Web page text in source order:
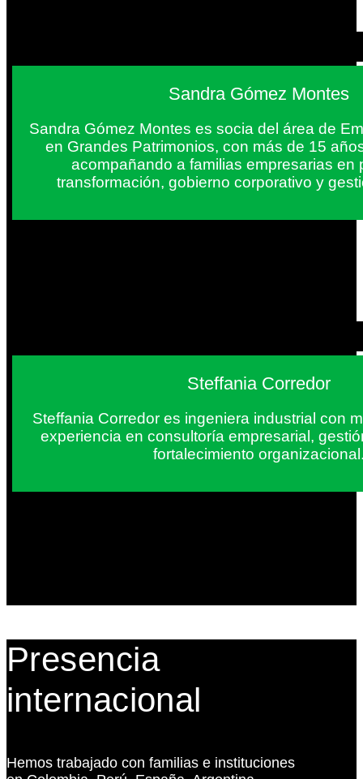
Sandra Gómez Montes
Sandra Gómez Montes es socia del área de
en Grandes Patrimonios, con más de 15
acompañando a familias empresarias en
transformación, gobierno corporativo y
Steffania Corredor
Steffania Corredor es ingeniera industrial con
experiencia en consultoría empresarial,
fortalecimiento
Presencia
internacional
Hemos trabajado con familias e instituciones